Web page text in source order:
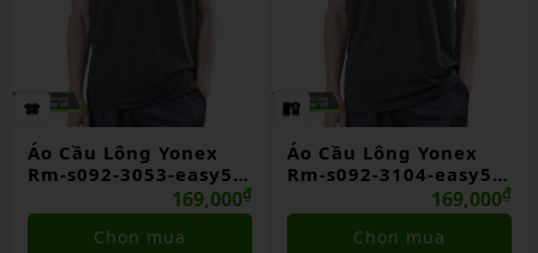
Áo Cầu Lông Yonex
Rm-s092-3053-easy5
169,000₫
Chọn mua
Áo Cầu Lông Yonex
Rm-s092-3104-easy5
169,000₫
Chọn mua